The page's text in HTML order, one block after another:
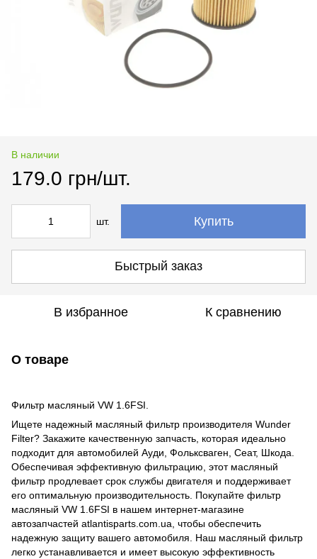
В наличии
179.0 грн/шт.
шт. Купить
Быстрый заказ
В избранное К сравнению
О товаре
Фильтр масляный VW 1.6FSI.
Ищете надежный масляный фильтр производителя Wunder
Filter? Закажите качественную запчасть, которая идеально
подходит для автомобилей Ауди, Фольксваген, Сеат, Шкода.
Обеспечивая эффективную фильтрацию, этот масляный
фильтр продлевает срок службы двигателя и поддерживает
его оптимальную производительность. Покупайте фильтр
масляный VW 1.6FSI в нашем интернет-магазине
автозапчастей atlantisparts.com.ua, чтобы обеспечить
надежную защиту вашего автомобиля. Наш масляный фильтр
легко устанавливается и имеет высокую эффективность